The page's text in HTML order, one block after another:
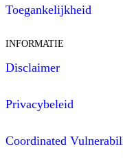
Toegankelijkheid
INFORMATIE
Disclaimer
Privacybeleid
Coordinated